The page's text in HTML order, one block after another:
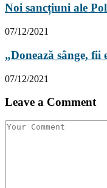
Noi sancțiuni ale
07/12/2021
„Donează sânge,
07/12/2021
Leave a Comment